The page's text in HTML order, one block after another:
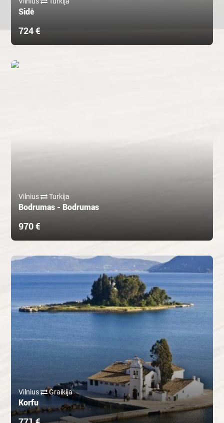
Sidė
724 €
Vilnius Turkija
Bodrumas - Bodrumas
970 €
Vilnius Graikija
Korfu